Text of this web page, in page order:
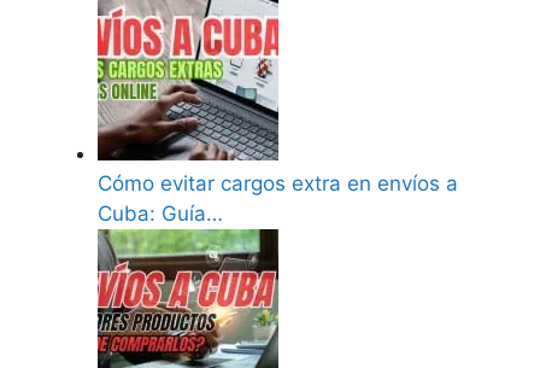
Cómo evitar cargos extra en envíos a
Cuba: Guía…